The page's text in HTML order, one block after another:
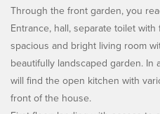
Through the front garden, you
Entrance, hall, separate toilet
spacious and bright living room
beautifully landscaped garden. In
will find the open kitchen with
front of the house.